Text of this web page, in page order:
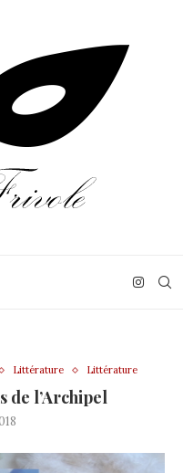
Littérature Littérature
de l’Archipel